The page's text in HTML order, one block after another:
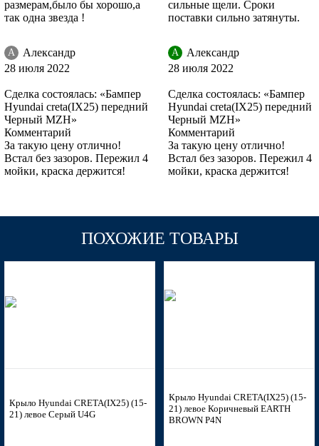
RHM - SLEEK SILVER, IRONMAN SILVER (Серебристый)
U4G, U6G - URBAN GRAY (Серый)
(Черный)
размерам,было бы хорошо,а
так одна звезда !
сильные щели. Сроки
поставки сильно затянуты.
А
Александр
28 июля 2022
Сделка состоялась: «Бампер
Hyundai creta(IX25) передний
Черный MZH»
Комментарий
За такую цену отлично!
Встал без зазоров. Пережил 4
мойки, краска держится!
А
Александр
28 июля 2022
Сделка состоялась: «Бампер
Hyundai creta(IX25) передний
Черный MZH»
Комментарий
За такую цену отлично!
Встал без зазоров. Пережил 4
мойки, краска держится!
ПОХОЖИЕ ТОВАРЫ
Крыло Hyundai CRETA(IX25) (15-
21) левое Серый U4G
Крыло Hyundai CRETA(IX25) (15-
21) левое Коричневый EARTH
BROWN P4N